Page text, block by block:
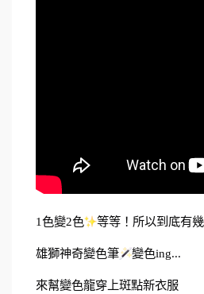
1色變2色 等等！所以到底有
雄獅神奇變色筆 變色ing...
來幫變色龍穿上斑點新衣服